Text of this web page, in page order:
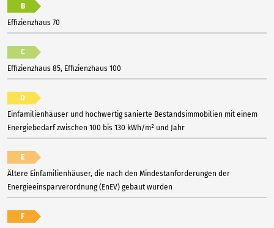
B
Effizienzhaus 70
C
Effizienzhaus 85, Effizienzhaus 100
D
Einfamilienhäuser und hochwertig sanierte Bestandsimmobilien mit einem
Energiebedarf zwischen 100 bis 130 kWh/m² und Jahr
E
Ältere Einfamilienhäuser, die nach den Mindestanforderungen der
Energieeinsparverordnung (EnEV) gebaut wurden
F